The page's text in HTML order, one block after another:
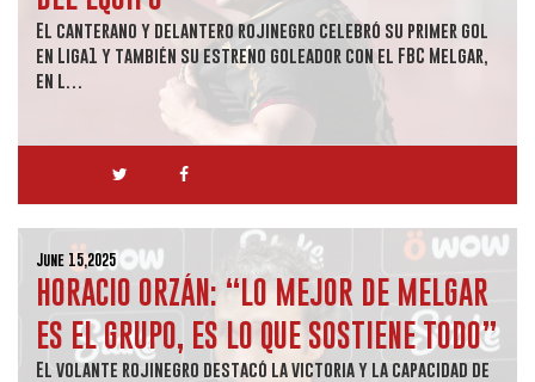
El canterano y delantero rojinegro celebró su primer gol
en Liga1 y también su estreno goleador con el FBC Melgar,
en l…
June 15,2025
HORACIO ORZÁN: “LO MEJOR DE MELGAR
ES EL GRUPO, ES LO QUE SOSTIENE TODO”
El volante rojinegro destacó la victoria y la capacidad de